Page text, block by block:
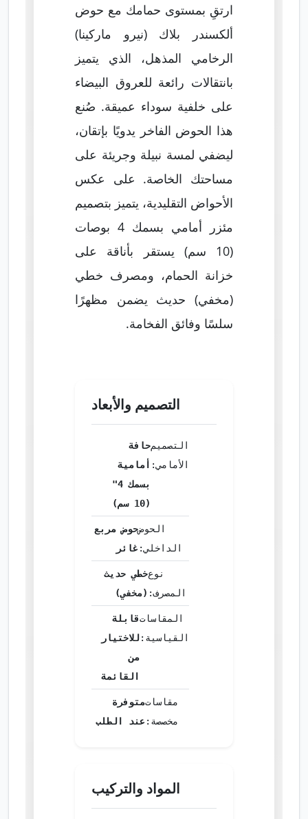
ارتقِ بمستوى حمامك مع حوض
ألكسندر بلاك (نيرو ماركينا)
الرخامي المذهل، الذي يتميز
بانتقالات رائعة للعروق البيضاء
على خلفية سوداء عميقة. صُنع
هذا الحوض الفاخر يدويًا بإتقان،
ليضفي لمسة نبيلة وجريئة على
مساحتك الخاصة. على عكس
الأحواض التقليدية، يتميز بتصميم
مئزر أمامي بسمك 4 بوصات
(10 سم) يستقر بأناقة على
خزانة الحمام، ومصرف خطي
(مخفي) حديث يضمن مظهرًا
سلسًا وفائق الفخامة.
التصميم والأبعاد
التصميم
الأمامي:
حافة
أمامية
بسمك 4"
(10 سم)
الحوض
الداخلي:
حوض مربع
غائر
نوع
المصرف:
خطي حديث
(مخفي)
المقاسات
القياسية:
قابلة
للاختيار
من
القائمة
مقاسات
مخصصة:
متوفرة
عند الطلب
المواد والتركيب